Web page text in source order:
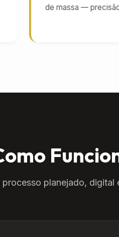
de massa —
processo planejado,